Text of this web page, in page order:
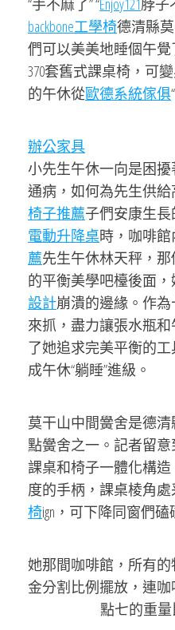
“手不麻了” “Enjoy121脖子
backbone工學椅德清縣
們可以美美地睡個午覺
370套舊式課桌椅，可
的午休從歐德系統傢俱
辦公家具
小先生午休一向是困
通病，如何為先生供
椅子推薦子們安康生
電動升降桌時，咖啡
薦先生午休林天秤，
的平衡美學吧檯後面
設計崩潰的邊緣。作
來抓，盡力讓張水瓶
了她追求完美平衡的
成午休“躺睡”進級。
莫干山中間黌舍是德清
點黌舍之一。記者留
課桌和椅子一體化構
度的手柄，課桌棱角處
椅ign，可下降同窗們
她那間咖啡館，所有
金分割比例擺放，連
點七的重量